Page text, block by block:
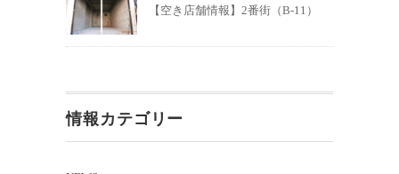
【空き店舗情報】2番街（B-11）
情報カテゴリー